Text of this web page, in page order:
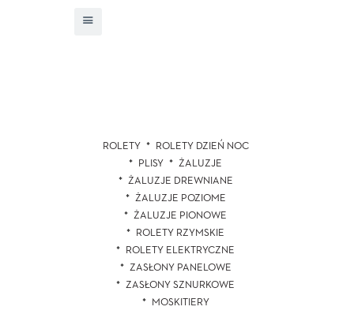
ROLETY
ROLETY DZIEŃ NOC
PLISY
ŻALUZJE
ŻALUZJE DREWNIANE
ŻALUZJE POZIOME
ŻALUZJE PIONOWE
ROLETY RZYMSKIE
ROLETY ELEKTRYCZNE
ZASŁONY PANELOWE
ZASŁONY SZNURKOWE
MOSKITIERY